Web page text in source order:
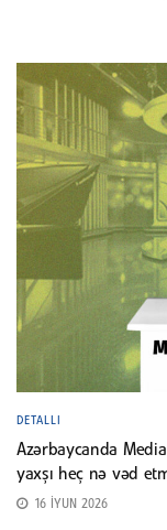
DETALLI
Azərbaycanda
yaxşı heç nə vəd
16 İYUN 2026